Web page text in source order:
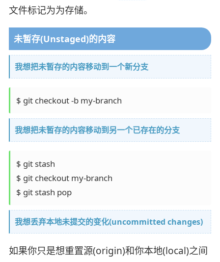
文件标记为为存储。
未暂存(Unstaged)的内容
我想把未暂存的内容移动到一个新分支
我想把未暂存的内容移动到另一个已存在的分支
$ git stash
$ git checkout my-branch
$ git stash pop
我想丢弃本地未提交的变化(uncommitted changes)
如果你只是想重置源(origin)和你本地(local)之间